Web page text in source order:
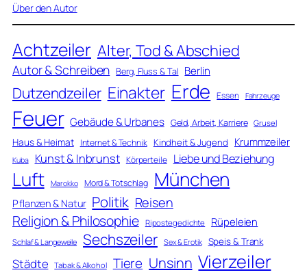
Über den Autor
Achtzeiler Alter, Tod & Abschied
Autor & Schreiben Berg, Fluss & Tal Berlin
Dutzendzeiler Einakter Erde Essen Fahrzeuge
Feuer Gebäude & Urbanes Geld, Arbeit, Karriere Grusel
Haus & Heimat Internet & Technik Kindheit & Jugend Krummzeiler
Kuba Kunst & Inbrunst Körperteile Liebe und Beziehung
Luft Marokko Mord & Totschlag München
Pflanzen & Natur Politik Reisen
Religion & Philosophie Ripostegedichte Rüpeleien
Schlaf & Langeweile Sechszeiler Sex & Erotik Speis & Trank
Städte Tabak & Alkohol Tiere Unsinn Vierzeiler